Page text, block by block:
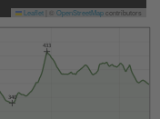
Leaflet OpenStreetMapcontributors
340
433